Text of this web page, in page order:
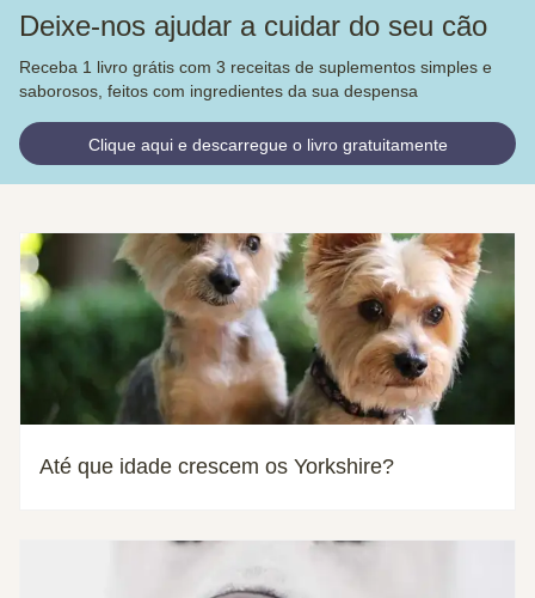
Deixe-nos ajudar a cuidar do seu cão
Receba 1 livro grátis com 3 receitas de suplementos simples e
saborosos, feitos com ingredientes da sua despensa
Clique aqui e descarregue o livro gratuitamente
Até que idade crescem os Yorkshire?